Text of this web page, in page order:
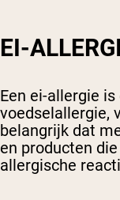
EI-
Een ei-allergie
voedselallergie,
belangrijk dat
en producten
allergische